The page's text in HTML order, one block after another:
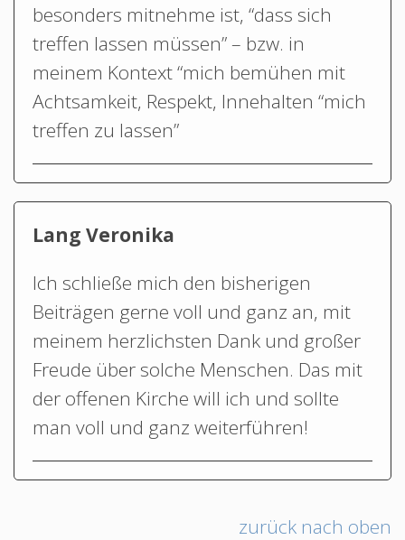
besonders mitnehme ist, “dass sich
treffen lassen müssen” – bzw. in
meinem Kontext “mich bemühen mit
Achtsamkeit, Respekt, Innehalten “mich
treffen zu lassen”
Lang Veronika
Ich schließe mich den bisherigen
Beiträgen gerne voll und ganz an, mit
meinem herzlichsten Dank und großer
Freude über solche Menschen. Das mit
der offenen Kirche will ich und sollte
man voll und ganz weiterführen!
zurück nach oben